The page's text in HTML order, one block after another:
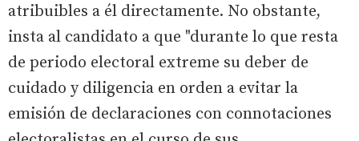
atribuibles a él directamente. No obstante,
insta al candidato a que "durante lo que resta
de periodo electoral extreme su deber de
cuidado y diligencia en orden a evitar la
emisión de declaraciones con connotaciones